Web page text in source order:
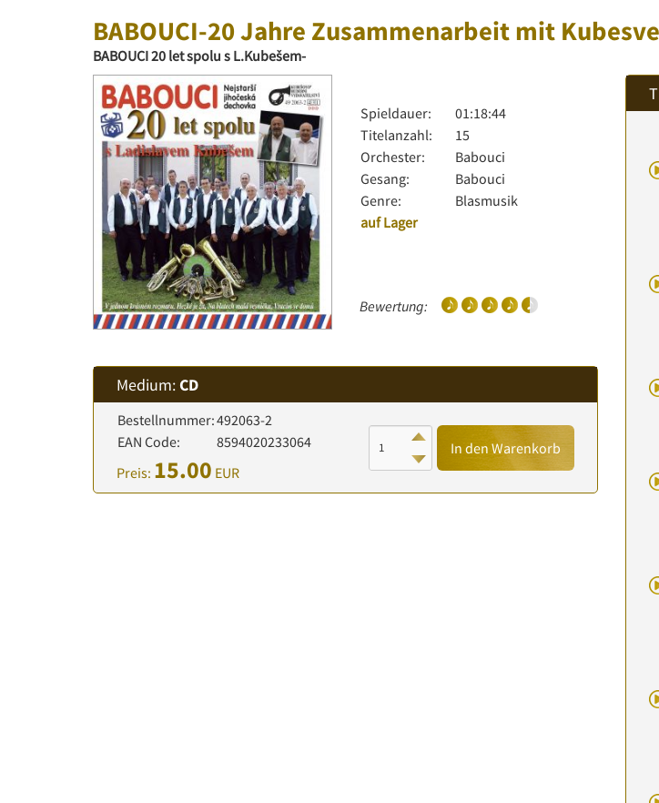
BABOUCI-20 Jahre Zusammenarbeit mit
BABOUCI 20 let spolu s L.Kubešem-
Spieldauer:
01:18:44
Titelanzahl:
15
Orchester:
Babouci
Gesang:
Babouci
Genre:
Blasmusik
auf Lager
Bewertung:
Medium:CD
Bestellnummer:492063-2
EAN Code:
8594020233064
Preis: 15.00 EUR
In den Warenkorb